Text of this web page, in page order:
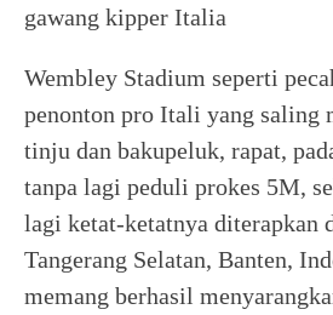
gawang kipper Italia
Wembley Stadium seperti
penonton pro Itali yang saling
tinju dan bakupeluk, rapat,
tanpa lagi peduli prokes 5M,
lagi ketat-ketatnya diterapkan
Tangerang Selatan, Banten,
memang berhasil